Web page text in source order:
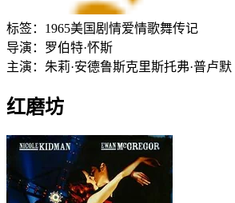
标签： 1965美国 剧情爱情歌舞传记
导演： 罗伯特·怀斯
主演： 朱莉·安德鲁斯克里斯托弗·普卢默
红磨坊